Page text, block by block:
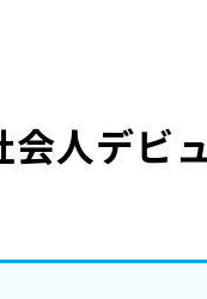
会人デビ